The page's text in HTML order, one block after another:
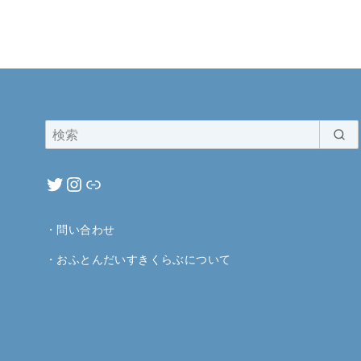
・ 問い合わせ
・ おふとんだいすきくらぶについて